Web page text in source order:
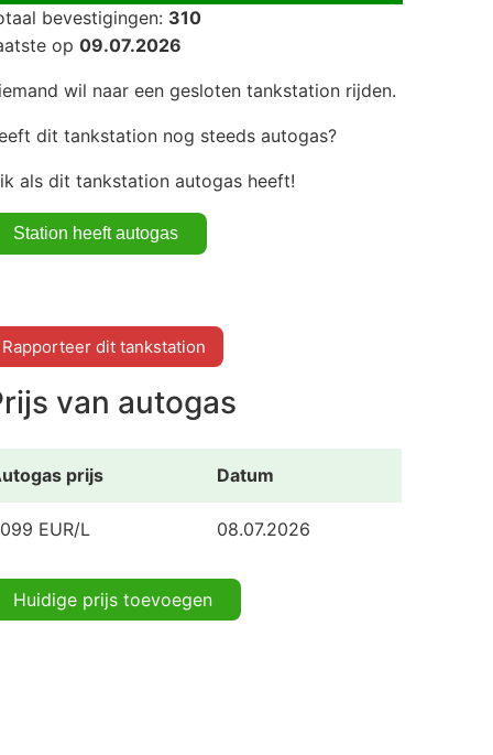
bevestigingen: 310
op 09.07.2026
wil naar een gesloten tankstation rijden.
dit tankstation nog steeds autogas?
als dit tankstation autogas heeft!
Rapporteer dit tankstation
van autogas
prijs Datum
EUR/L 08.07.2026
Huidige prijs toevoegen